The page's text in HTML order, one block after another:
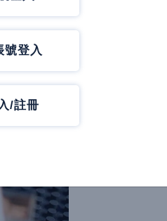
號登入
/註冊